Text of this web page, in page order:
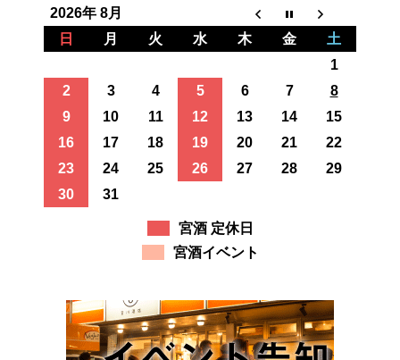
2026年 8月
日
月 火 水 木 金
土
1
2
3 4 5 6 7
8
9
10 11 12 13 14
15
16
17 18 19 20 21
22
23
24 25 26 27 28
29
30
31
宮酒 定休日
宮酒イベント